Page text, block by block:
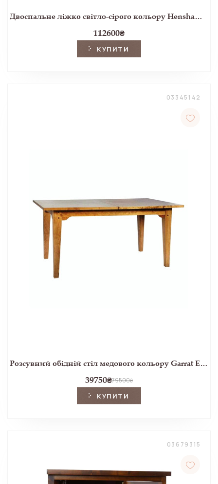
Двоспальне ліжко світло-сірого кольору Henshaw 5'0 Bed Frame (Pale Steel)+B12
112600₴
КУПИТИ
03345142
Розсувний обідній стіл медового кольору Garrat Extending Dining Table (Honey)
39750₴79500₴
КУПИТИ
03679315